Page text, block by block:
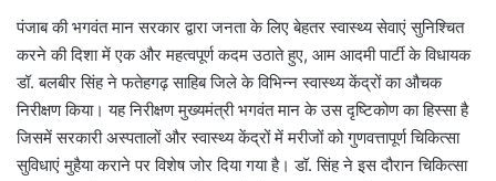
पंजाब की भगवंत मान सरकार द्वारा जनता के लिए बेहतर स्वास्थ्य सेवाएं सुनिश्चित
करने की दिशा में एक और महत्वपूर्ण कदम उठाते हुए, आम आदमी पार्टी के विधायक
डॉ. बलबीर सिंह ने फतेहगढ़ साहिब जिले के विभिन्न स्वास्थ्य केंद्रों का औचक
निरीक्षण किया। यह निरीक्षण मुख्यमंत्री भगवंत मान के उस दृष्टिकोण का हिस्सा है
जिसमें सरकारी अस्पतालों और स्वास्थ्य केंद्रों में मरीजों को गुणवत्तापूर्ण चिकित्सा
सुविधाएं मुहैया कराने पर विशेष जोर दिया गया है। डॉ. सिंह ने इस दौरान चिकित्सा